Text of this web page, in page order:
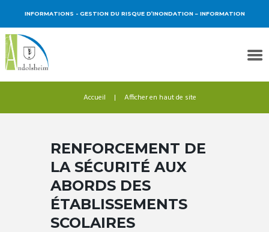
INFORMATIONS - GESTION DU RISQUE D’INONDATION – INFORMATION
Accueil Afficher en haut de site
RENFORCEMENT DE
LA SÉCURITÉ AUX
ABORDS DES
ÉTABLISSEMENTS
SCOLAIRES